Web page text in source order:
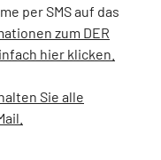
per SMS auf das
zum DER
hier klicken.
Sie alle